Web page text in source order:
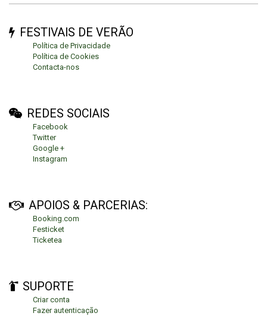
FESTIVAIS DE VERÃO
Política de Privacidade
Política de Cookies
Contacta-nos
REDES SOCIAIS
Facebook
Twitter
Google +
Instagram
APOIOS & PARCERIAS:
Booking.com
Festicket
Ticketea
SUPORTE
Criar conta
Fazer autenticação